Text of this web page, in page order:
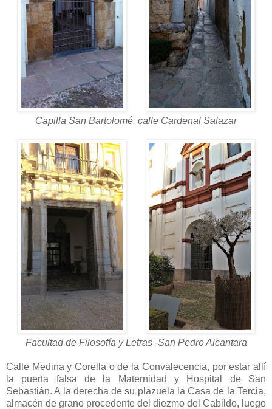
Capilla San Bartolomé, calle Cardenal Salazar
Facultad de Filosofía y Letras -San Pedro Alcantara
Calle Medina y Corella o de la Convalecencia, por estar allí
la puerta falsa de la Maternidad y Hospital de San
Sebastián. A la derecha de su plazuela la Casa de la Tercia,
almacén de grano procedente del diezmo del Cabildo, luego